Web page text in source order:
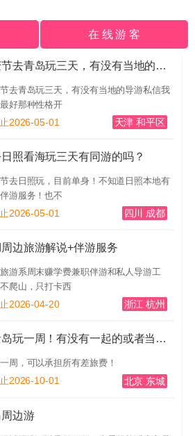
在 线 游 客
国庆节去青岛玩三天，有没有当地的导游私信我哈
去青岛玩三天，有没有当地的导游私信我
好那种性格开
2026-05-01 天津 和平区
照看海玩三天有同游的吗？
去日照玩，目前单身！不知道日照本地有
游服务！也不
2026-05-01 四川 成都
边旅游解说+伴游服务
游系周末赚学费兼职伴游和私人导游工
爬山，只打卡西
2026-04-20 浙江 杭州
去青岛玩一周！有没有一起的或者当地的导游推荐一下！有
周，可以承担所有差旅费！
2026-10-01 北京 东城
边游